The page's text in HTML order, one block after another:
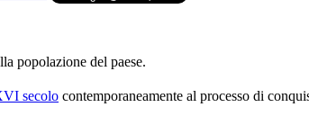
popolazione del paese.
secolo contemporaneamente al processo di